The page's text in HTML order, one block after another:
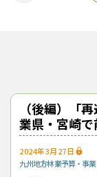
『
おか
入
とな
りま
（後編）「
業県・宮崎
る
2024年3月27日
九州地方林業予算・事業